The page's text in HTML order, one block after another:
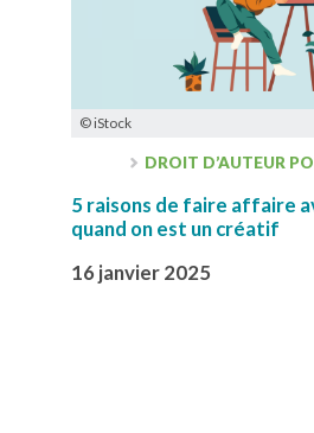
© iStock
DROIT D’AUTEUR
5 raisons de faire affaire
quand on est un créatif
16 janvier 2025